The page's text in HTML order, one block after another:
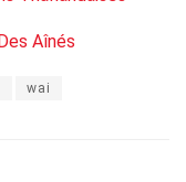
Aînés
wai